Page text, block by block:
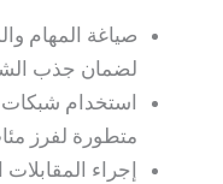
صياغة المهام
لضمان جذب
استخدام
متطورة لفرز
إجراء